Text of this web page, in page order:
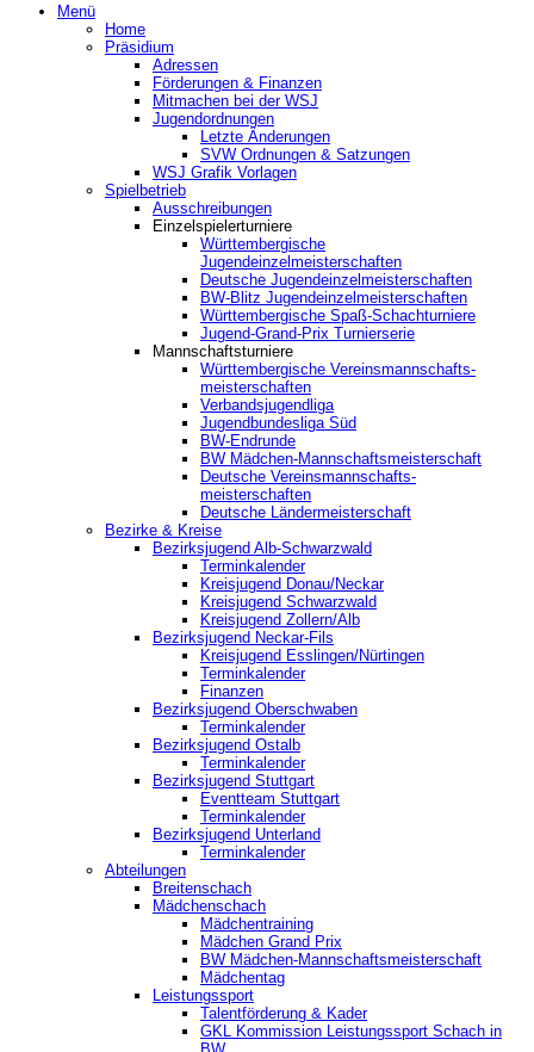
Menü
Home
Präsidium
Adressen
Förderungen & Finanzen
Mitmachen bei der WSJ
Jugendordnungen
Letzte Änderungen
SVW Ordnungen & Satzungen
WSJ Grafik Vorlagen
Spielbetrieb
Ausschreibungen
Einzelspielerturniere
Württembergische
Jugendeinzelmeisterschaften
Deutsche Jugendeinzelmeisterschaften
BW-Blitz Jugendeinzelmeisterschaften
Württembergische Spaß-Schachturniere
Jugend-Grand-Prix Turnierserie
Mannschaftsturniere
Württembergische Vereinsmannschafts-
meisterschaften
Verbandsjugendliga
Jugendbundesliga Süd
BW-Endrunde
BW Mädchen-Mannschaftsmeisterschaft
Deutsche Vereinsmannschafts-
meisterschaften
Deutsche Ländermeisterschaft
Bezirke & Kreise
Bezirksjugend Alb-Schwarzwald
Terminkalender
Kreisjugend Donau/Neckar
Kreisjugend Schwarzwald
Kreisjugend Zollern/Alb
Bezirksjugend Neckar-Fils
Kreisjugend ‎Esslingen/Nürtingen
Terminkalender
Finanzen
Bezirksjugend Oberschwaben
Terminkalender
Bezirksjugend Ostalb
Terminkalender
Bezirksjugend Stuttgart
‎Eventteam Stuttgart
Terminkalender
Bezirksjugend Unterland
Terminkalender
Abteilungen
Breitenschach
Mädchenschach
Mädchentraining
Mädchen Grand Prix
BW Mädchen-Mannschaftsmeisterschaft
Mädchentag
Leistungssport
Talentförderung & Kader
GKL Kommission Leistungssport Schach in